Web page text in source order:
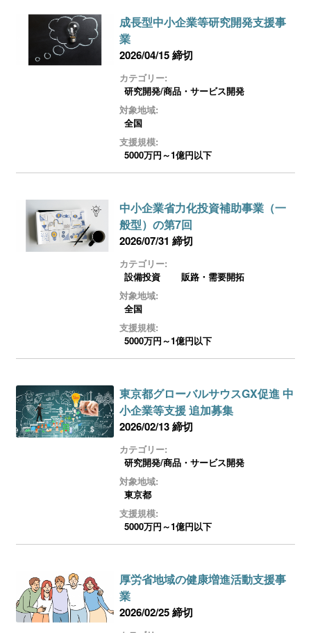
成長型中小企業等研究開発支援事
業
2026/04/15 締切
カテゴリー:
研究開発/商品・サービス開発
対象地域:
全国
支援規模:
5000万円～1億円以下
中小企業省力化投資補助事業（一
般型）の第7回
2026/07/31 締切
カテゴリー:
設備投資
販路・需要開拓
対象地域:
全国
支援規模:
5000万円～1億円以下
東京都グローバルサウスGX促進 中
小企業等支援 追加募集
2026/02/13 締切
カテゴリー:
研究開発/商品・サービス開発
対象地域:
東京都
支援規模:
5000万円～1億円以下
厚労省地域の健康増進活動支援事
業
2026/02/25 締切